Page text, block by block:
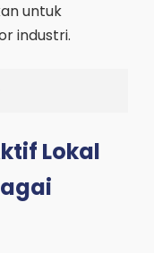
untuk
industri.
Lokal